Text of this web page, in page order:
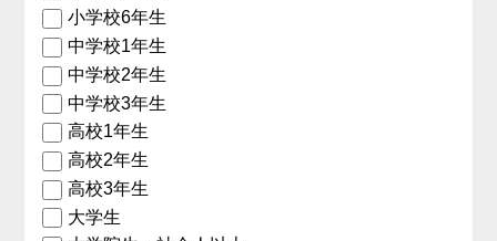
小学校6年生
中学校1年生
中学校2年生
中学校3年生
高校1年生
高校2年生
高校3年生
大学生